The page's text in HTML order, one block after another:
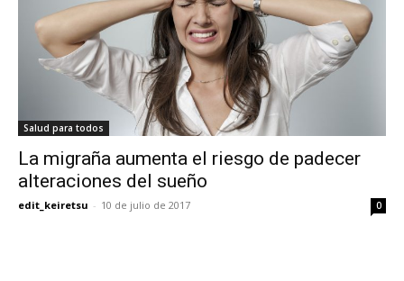
Salud para todos
La migraña aumenta el riesgo de padecer
alteraciones del sueño
edit_keiretsu - 10 de julio de 2017 0